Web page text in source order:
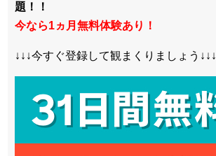
題！！
今なら1ヵ月無料体験あり！
↓↓↓今すぐ登録して観まくりましょう↓↓↓